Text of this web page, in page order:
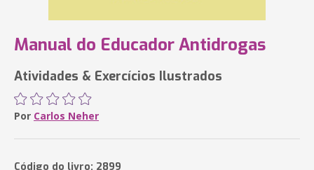
Manual do Educador Antidrogas
Atividades & Exercícios Ilustrados
Por Carlos Neher
Código do livro: 2899